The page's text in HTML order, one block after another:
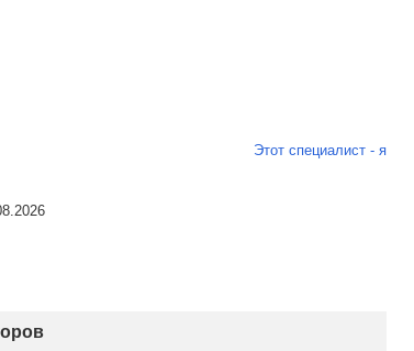
Этот специалист - я